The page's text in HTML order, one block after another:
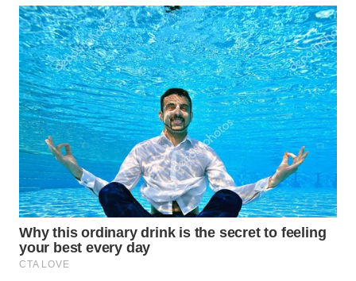
WN
SAMOSIR
WN
PADANG
LAWAS
WN
SUMEDANG
WN
CIANJUR
WN